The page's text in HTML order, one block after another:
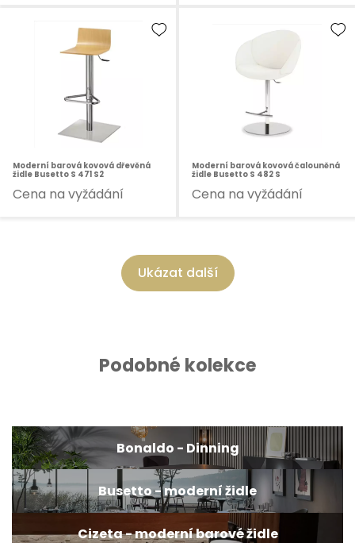
Moderní barová kovová dřevěná
židle Busetto S 471 S2
Cena na vyžádání
Moderní barová kovová čalouněná
židle Busetto S 482 S
Cena na vyžádání
Ukázat další
Podobné kolekce
Bonaldo - Dinning
Busetto - moderní židle
Cizeta - moderní barové židle